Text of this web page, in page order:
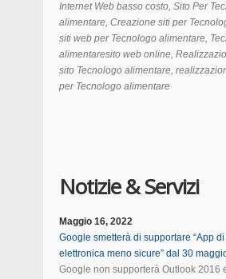
Internet Web basso costo, Sito Per
alimentare, Creazione siti per
siti web per Tecnologo alimentare,
alimentaresito web online,
sito Tecnologo alimentare,
per Tecnologo alimentare
Notizie & Servizi
Maggio 16, 2022
Google smetterà di supportare “App
elettronica meno sicure” dal 30
Google non supporterà Outlook 2016